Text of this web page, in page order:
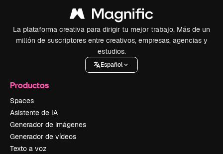
La plataforma creativa para dirigir tu mejor trabajo. Más de un
millón de suscriptores entre creativos, empresas, agencias y
estudios.
Español
Productos
Spaces
Asistente de IA
Generador de imágenes
Generador de vídeos
Texto a voz